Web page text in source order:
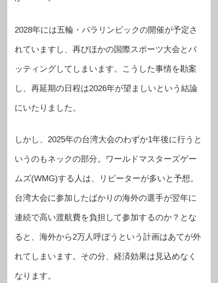
2028年には五輪・パラリンピックの開催が予定さ
れていますし、再びほかの国際スポーツ大会とバ
ッティングしてしまいます。こうした事情を勘案
し、再延期の日程は2026年が望ましいという結論
にいたりました。
しかし、2025年の台湾大会のわずか1年後に行うと
いうのもネックの部分。ワールドマスターズゲー
ムズ(WMG)する人は、リピーターが多いと予想。
台湾大会に参加したばかりの海外の選手が翌年に
連続で高い渡航費を負担して参加するのか？とな
ると、海外から2万人呼ぼうという計画はあてが外
れてしまいます。その分、経済効果は見込めなく
なります。